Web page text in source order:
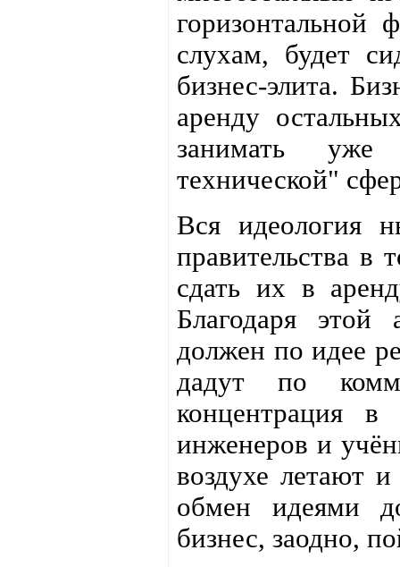
горизонтальной
слухам, будет
бизнес-элита.
аренду
занимать уже
технической"
Вся идеология
правительства в
сдать их в
Благодаря этой
должен по идее
дадут по
концентрация в
инженеров и
воздухе летают
обмен идеями
бизнес, заодно,